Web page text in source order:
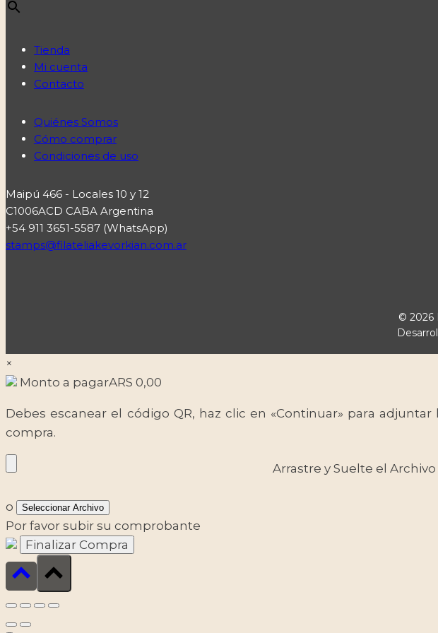
Tienda
Mi cuenta
Contacto
Quiénes Somos
Cómo comprar
Condiciones de uso
Maipú 466 - Locales 10 y 12
C1006ACD CABA Argentina
+54 911 3651-5587 (WhatsApp)
stamps@filateliakevorkian.com.ar
© 2026
×
Monto a pagarARS 0,00
Debes escanear el código QR, haz clic en «Continuar» para
compra.
Arrastre y Suelte el Archivo
o Seleccionar Archivo
Por favor subir su comprobante